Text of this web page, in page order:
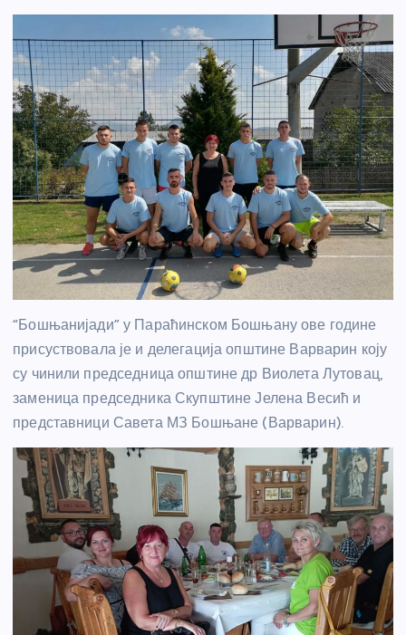
“Бошњанијади” у Параћинском Бошњану ове године
присуствовала је и делегација општине Варварин коју
су чинили председница општине др Виолета Лутовац,
заменица председника Скупштине Јелена Весић и
представници Савета МЗ Бошњане (Варварин).